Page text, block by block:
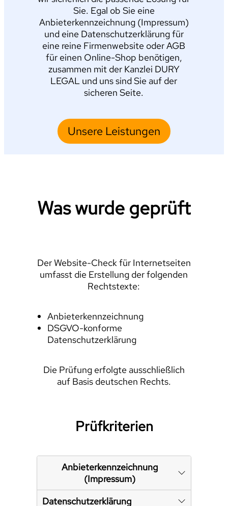
Sie. Egal ob Sie eine
Anbieterkennzeichnung (Impressum)
und eine Datenschutzerklärung für
eine reine Firmenwebsite oder AGB
für einen Online-Shop benötigen,
zusammen mit der Kanzlei DURY
LEGAL und uns sind Sie auf der
sicheren Seite.
Unsere Leistungen
Was wurde geprüft
Der Website-Check für Internetseiten
umfasst die Erstellung der folgenden
Rechtstexte:
Anbieterkennzeichnung
DSGVO-konforme
Datenschutzerklärung
Die Prüfung erfolgte ausschließlich
auf Basis deutschen Rechts.
Prüfkriterien
Anbieterkennzeichnung
(Impressum)
Datenschutzerklärung